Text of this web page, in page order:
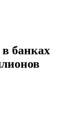
банках